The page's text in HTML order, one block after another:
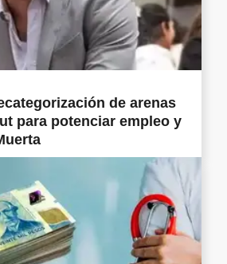
de arenas
para potenciar empleo y